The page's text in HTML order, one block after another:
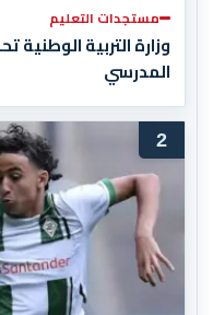
مستجدات التعليم
وزارة التربية
المدرسي
2